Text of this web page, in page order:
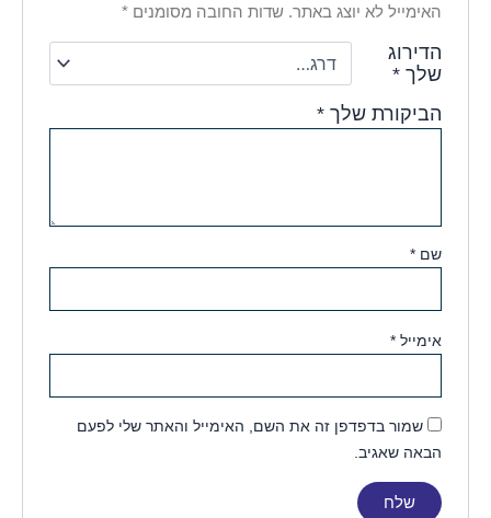
האימייל לא יוצג באתר. שדות החובה מסומנים*
הדירוג
שלך*
הביקורת שלך*
שם*
אימייל*
שמור בדפדפן זה את השם, האימייל והאתר שלי לפעם
הבאה שאגיב.